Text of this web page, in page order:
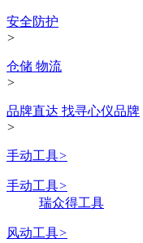
安全防护
>
仓储 物流
>
品牌直达 找寻心仪品牌
>
手动工具>
手动工具>
瑞众得工具
风动工具>